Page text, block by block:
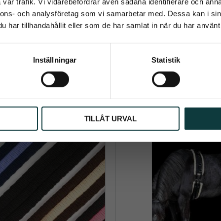
och analysföretag som vi samarbetar med. Dessa kan i
har tillhandahållit eller som de har samlat in när du har
Inställningar Statistik
TILLÅT URVAL
Longergjord
med neoprene. Svart.
kr
Lägg till i önskelista
Longergjord -
storlek cob/
Longeringsgjord med
439
Info
Prenumerera
behandlas i enlighet med vår